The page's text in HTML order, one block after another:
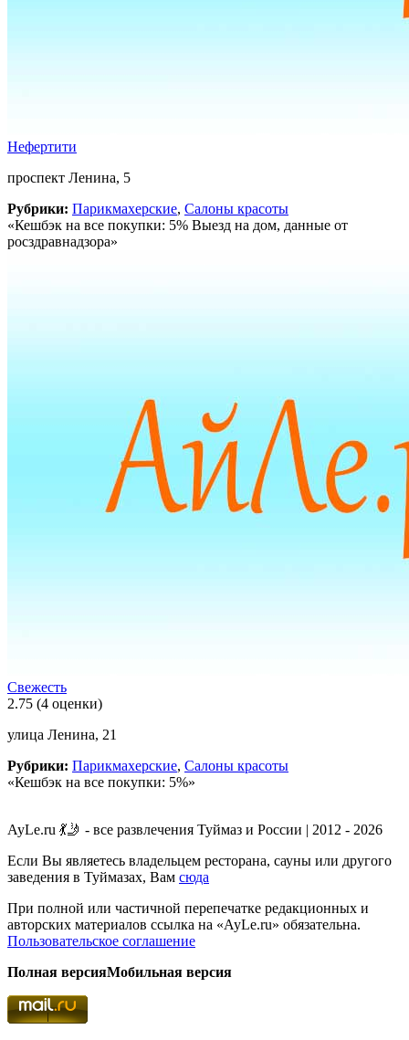
Нефертити
проспект Ленина, 5
Рубрики: Парикмахерские, Салоны красоты
«Кешбэк на все покупки: 5% Выезд на дом, данные от
росздравнадзора»
Свежесть
2.75 (4 оценки)
улица Ленина, 21
Рубрики: Парикмахерские, Салоны красоты
«Кешбэк на все покупки: 5%»
AyLe.ru 💃🤳 - все развлечения Туймаз и России | 2012 - 2026
Если Вы являетесь владельцем ресторана, сауны или другого
заведения в Туймазах, Вам сюда
При полной или частичной перепечатке редакционных и
авторских материалов ссылка на «AyLe.ru» обязательна.
Пользовательское соглашение
Полная версияМобильная версия